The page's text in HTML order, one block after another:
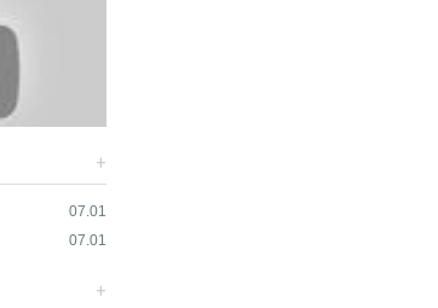
등록일
07.01
등록일
07.01